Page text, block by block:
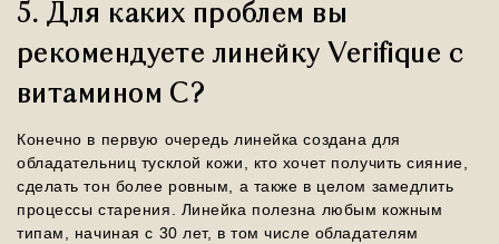
5. Для каких проблем вы
рекомендуете линейку Verifique с
витамином С?
Конечно в первую очередь линейка создана для
обладательниц тусклой кожи, кто хочет получить сияние,
сделать тон более ровным, а также в целом замедлить
процессы старения. Линейка полезна любым кожным
типам, начиная с 30 лет, в том числе обладателям